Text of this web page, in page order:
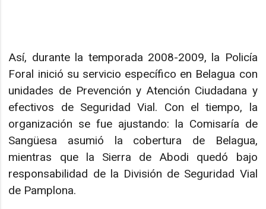
Así, durante la temporada 2008-2009, la Policía
Foral inició su servicio específico en Belagua con
unidades de Prevención y Atención Ciudadana y
efectivos de Seguridad Vial. Con el tiempo, la
organización se fue ajustando: la Comisaría de
Sangüesa asumió la cobertura de Belagua,
mientras que la Sierra de Abodi quedó bajo
responsabilidad de la División de Seguridad Vial
de Pamplona.